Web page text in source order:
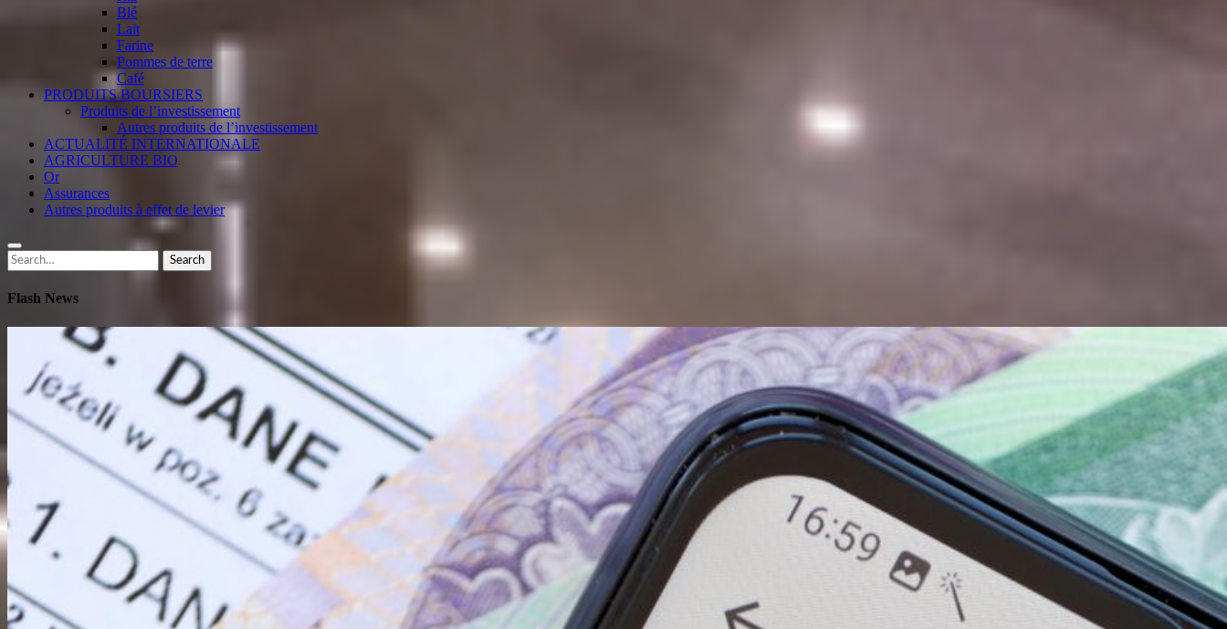
Blé
Lait
Farine
Pommes de terre
Café
PRODUITS BOURSIERS
Produits de l’investissement
Autres produits de l’investissement
ACTUALITÉ INTERNATIONALE
AGRICULTURE BIO
Or
Assurances
Autres produits à effet de levier
Search
for:
Search
Flash News